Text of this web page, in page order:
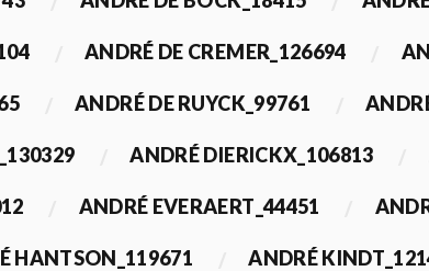
ANDRÉ DE CREMER_126694
ANDRÉ DE RUYCK_99761
ANDRÉ DIERICKX_106813
ANDRÉ EVERAERT_44451
HANTSON_119671 ANDRÉ